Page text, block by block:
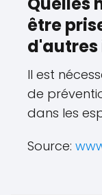
être
d'autres
Il est
de
dans les
Source: